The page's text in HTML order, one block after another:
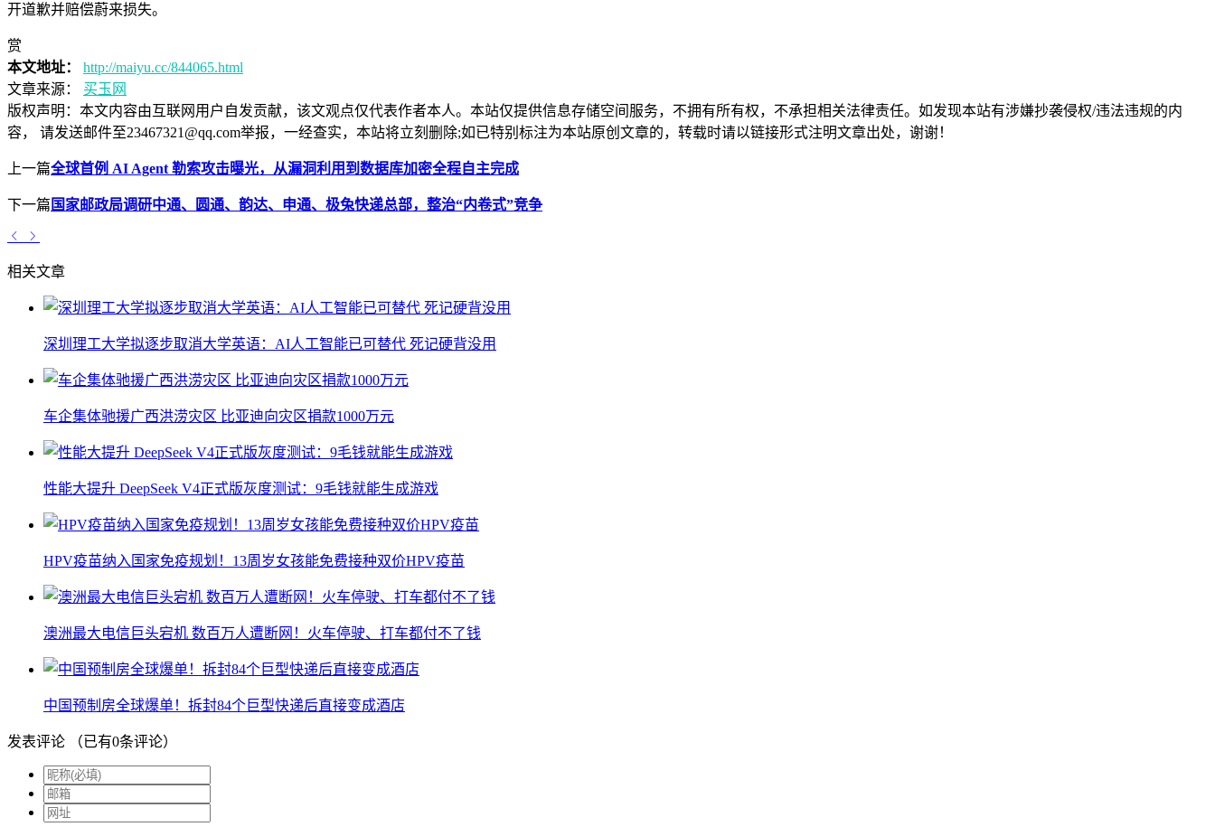
开道歉并赔偿蔚来损失。
赏
本文地址：
http://maiyu.cc/844065.html
文章来源：
买玉网
版权声明： 本文内容由互联网用户自发贡献，该文观点仅代表作者本人。本站仅提供信息存储空间服务，不拥有所有权，不承担相关法律责任。如发现本站有涉嫌抄袭侵权/违法违规的内
容， 请发送邮件至23467321@qq.com举报，一经查实，本站将立刻删除;如已特别标注为本站原创文章的，转载时请以链接形式注明文章出处，谢谢！
上一篇全球首例 AI Agent 勒索攻击曝光，从漏洞利用到数据库加密全程自主完成
下一篇 国家邮政局调研中通、圆通、韵达、申通、极兔快递总部，整治“内卷式”竞争
相关文章
深圳理工大学拟逐步取消大学英语：AI人工智能已可替代 死记硬背没用
车企集体驰援广西洪涝灾区 比亚迪向灾区捐款1000万元
性能大提升 DeepSeek V4正式版灰度测试：9毛钱就能生成游戏
HPV疫苗纳入国家免疫规划！13周岁女孩能免费接种双价HPV疫苗
澳洲最大电信巨头宕机 数百万人遭断网！火车停驶、打车都付不了钱
中国预制房全球爆单！拆封84个巨型快递后直接变成酒店
发表评论 （已有0条评论）